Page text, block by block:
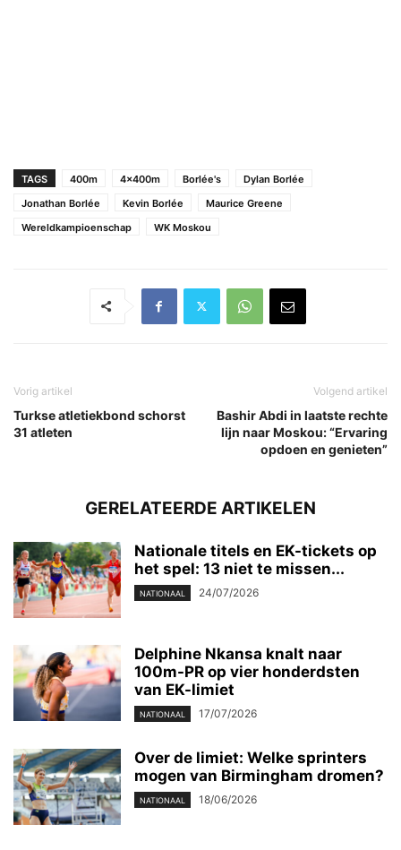
TAGS 400m 4x400m Borlée's
Dylan Borlée
Jonathan Borlée
Kevin Borlée
Maurice Greene
Wereldkampioenschap
WK Moskou
Vorig artikel
Turkse atletiekbond schorst
31 atleten
Volgend artikel
Bashir Abdi in laatste rechte
lijn naar Moskou: “Ervaring
opdoen en genieten”
GERELATEERDE ARTIKELEN
Nationale titels en EK-tickets op
het spel: 13 niet te missen...
NATIONAAL 24/07/2026
Delphine Nkansa knalt naar
100m-PR op vier honderdsten
van EK-limiet
NATIONAAL 17/07/2026
Over de limiet: Welke sprinters
mogen van Birmingham dromen?
NATIONAAL 18/06/2026